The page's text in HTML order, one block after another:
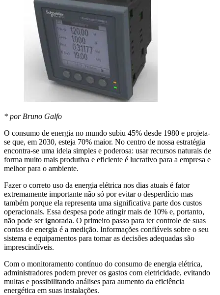
* por Bruno Galfo
O consumo de energia no mundo subiu 45% desde 1980 e projeta-
se que, em 2030, esteja 70% maior. No centro de nossa estratégia
encontra-se uma ideia simples e poderosa: usar recursos naturais de
forma muito mais produtiva e eficiente é lucrativo para a empresa e
melhor para o ambiente.
Fazer o correto uso da energia elétrica nos dias atuais é fator
extremamente importante não só por evitar o desperdício mas
também porque ela representa uma significativa parte dos custos
operacionais. Essa despesa pode atingir mais de 10% e, portanto,
não pode ser ignorada. O primeiro passo para ter controle de suas
contas de energia é a medição. Informações confiáveis sobre o seu
sistema e equipamentos para tomar as decisões adequadas são
imprescindíveis.
Com o monitoramento contínuo do consumo de energia elétrica,
administradores podem prever os gastos com eletricidade, evitando
multas e possibilitando análises para aumento da eficiência
energética em suas instalações.